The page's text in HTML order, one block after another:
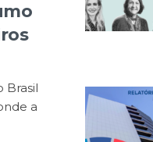
Brasil
a